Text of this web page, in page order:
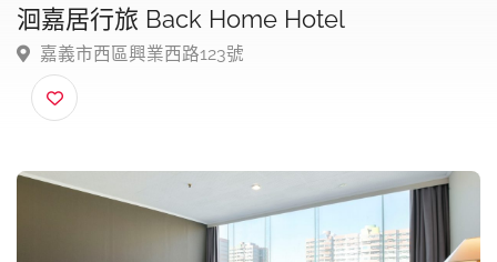
洄嘉居行旅 Back Home Hotel
嘉義市西區興業西路123號